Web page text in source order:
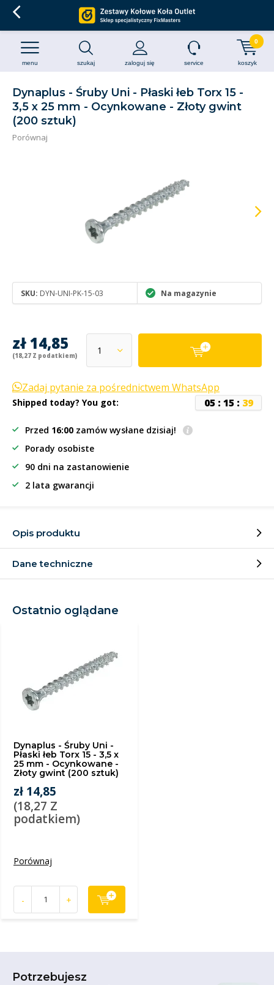
szukaj zaloguj się
menu service koszyk
0
Dynaplus - Śruby Uni - Płaski łeb Torx 15 -
3,5 x 25 mm - Ocynkowane - Złoty gwint
(200 sztuk)
Porównaj
SKU: DYN-UNI-PK-15-03 Na magazynie
zł 14,85
(18,27 Z podatkiem)
Zadaj pytanie za pośrednictwem WhatsApp
Shipped today? You got: 05 : 15 : 39
Przed 16:00 zamów wysłane dzisiaj!
Porady osobiste
90 dni na zastanowienie
2 lata gwarancji
Opis produktu
Dane techniczne
Ostatnio oglądane
Dynaplus - Śruby Uni -
Płaski łeb Torx 15 - 3,5 x
25 mm - Ocynkowane -
Złoty gwint (200 sztuk)
zł 14,85
(18,27 Z
podatkiem)
Porównaj
- +
Potrzebujesz